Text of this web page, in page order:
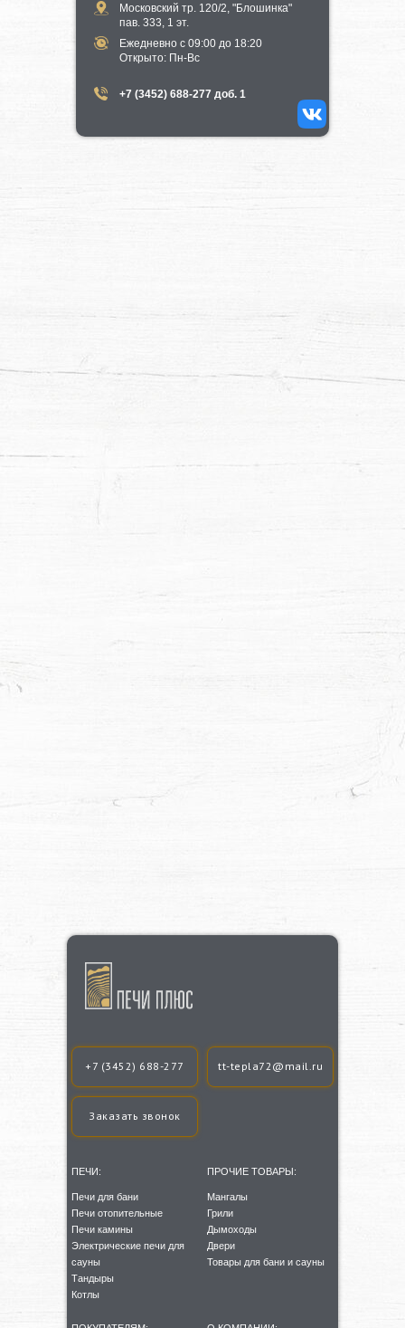
Московский тр. 120/2, "Блошинка"
пав. 333, 1 эт.
Ежедневно с 09:00 до 18:20
​Открыто​: Пн-Вс
+7 (3452) 688-277 доб. 1
Заказать звонок
+7 (3452) 688-277 tt-tepla72@mail.ru
ПЕЧИ:
Печи для бани
Печи отопительные
Печи камины
Электрические печи для
сауны
Тандыры
Котлы
Мангалы
Грили
Дымоходы
Двери
Товары для бани и сауны
ПРОЧИЕ ТОВАРЫ: